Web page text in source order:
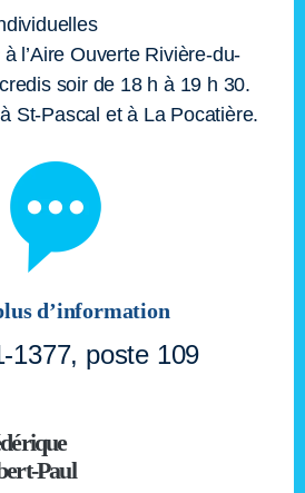
à l’Aire Ouverte Rivière-du-
soir de 18 h à 19 h 30.
St-Pascal et à La Pocatière.
d’information
1377, poste 109
Paul